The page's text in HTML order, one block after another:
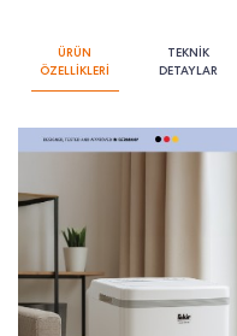
ÜRÜN
ÖZELLİKLERİ
TEKNİK
DETAYLAR